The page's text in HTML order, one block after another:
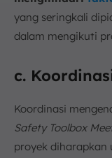
yang seringkali
dalam mengikuti
c.
Koordinasi
Safety Toolbox
proyek diharapkan